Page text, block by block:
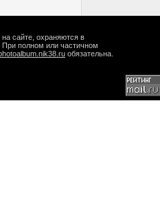
сайте, охраняются в
При полном или частичном
обязательна.